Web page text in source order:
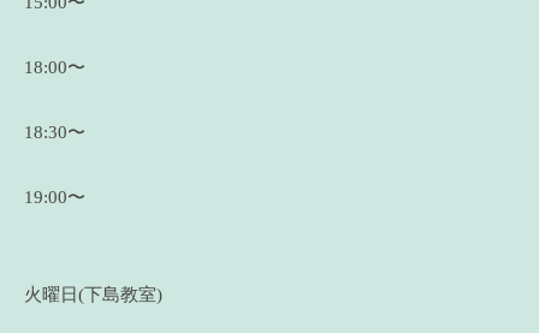
18:00〜
18:30〜
19:00〜
火曜日(下島教室)